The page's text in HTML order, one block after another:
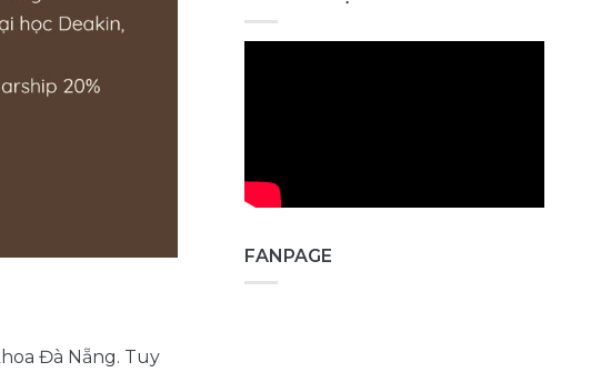
Đà Nẵng. Tuy
FANPAGE